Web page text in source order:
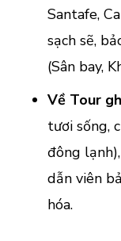
Santafe,
sạch sẽ,
(Sân bay,
Về Tour
tươi sống,
đông
dẫn viên
hóa.